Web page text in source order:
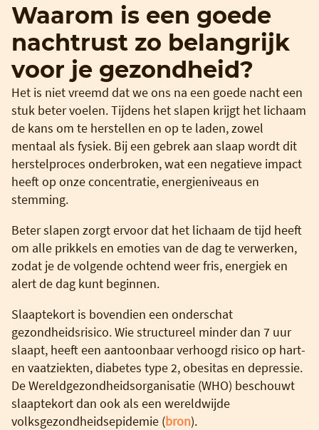
Waarom is een goede
nachtrust zo belangrijk
voor je gezondheid?
Het is niet vreemd dat we ons na een goede nacht een
stuk beter voelen. Tijdens het slapen krijgt het lichaam
de kans om te herstellen en op te laden, zowel
mentaal als fysiek. Bij een gebrek aan slaap wordt dit
herstelproces onderbroken, wat een negatieve impact
heeft op onze concentratie, energieniveaus en
stemming.
Beter slapen zorgt ervoor dat het lichaam de tijd heeft
om alle prikkels en emoties van de dag te verwerken,
zodat je de volgende ochtend weer fris, energiek en
alert de dag kunt beginnen.
Slaaptekort is bovendien een onderschat
gezondheidsrisico. Wie structureel minder dan 7 uur
slaapt, heeft een aantoonbaar verhoogd risico op hart-
en vaatziekten, diabetes type 2, obesitas en depressie.
De Wereldgezondheidsorganisatie (WHO) beschouwt
slaaptekort dan ook als een wereldwijde
volksgezondheidsepidemie (bron).